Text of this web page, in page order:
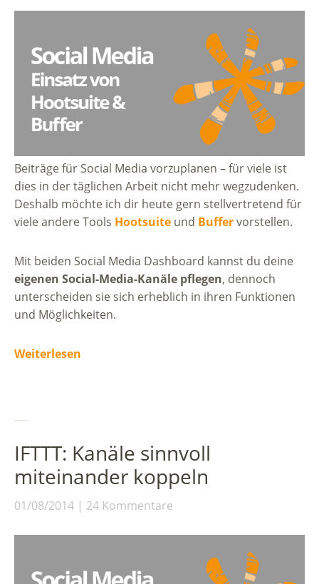
Beiträge für Social Media vorzuplanen – für viele ist
dies in der täglichen Arbeit nicht mehr wegzudenken.
Deshalb möchte ich dir heute gern stellvertretend für
viele andere Tools Hootsuite und Buffervorstellen.
Mit beiden Social Media Dashboard kannst du deine
eigenen Social-Media-Kanäle pflegen, dennoch
unterscheiden sie sich erheblich in ihren Funktionen
und Möglichkeiten.
Weiterlesen
IFTTT: Kanäle sinnvoll
miteinander koppeln
01/08/2014 24 Kommentare